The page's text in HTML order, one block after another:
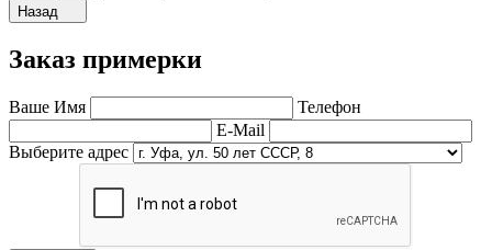
Назад
Заказ примерки
Ваше Имя
Телефон
E-Mail
Выберите адрес